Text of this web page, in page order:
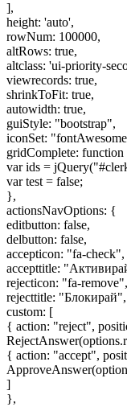
],
height: 'auto',
rowNum: 100000,
altRows: true,
altclass: 'ui-priority-
viewrecords: true,
shrinkToFit: true,
autowidth: true,
guiStyle: "bootstrap",
iconSet:
gridComplete:
var ids =
var test = false;
},
actionsNavOptions: {
editbutton: false,
delbutton: false,
accepticon: "fa-check",
accepttitle:
rejecticon: "fa-remove",
rejecttitle: "Блокирай",
custom: [
{ action: "reject",
{ action: "accept",
]
},